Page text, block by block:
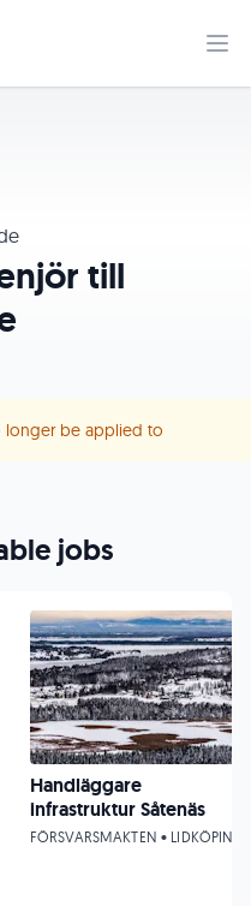
till
longer be applied to
jobs
Handläggare
infrastruktur Såtenäs
FÖRSVARSMAKTEN • LIDKÖPING